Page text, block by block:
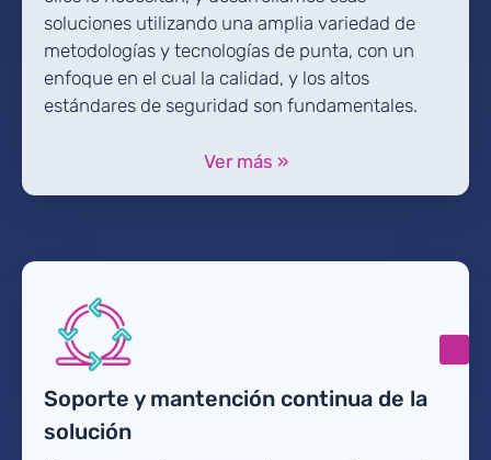
soluciones utilizando una amplia variedad de
metodologías y tecnologías de punta, con un
enfoque en el cual la calidad, y los altos
estándares de seguridad son fundamentales.
Ver más »
Soporte y mantención continua de la
solución